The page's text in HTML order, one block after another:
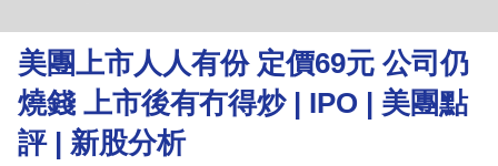
理
財
商
業
美團上市人人有份 定價69元 公司仍
燒錢 上市後有冇得炒 | IPO | 美團點
評 | 新股分析